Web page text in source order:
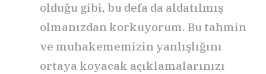
olduğu gibi, bu defa da aldatılmış
olmanızdan korkuyorum. Bu tahmin
ve muhakememizin yanlışlığını
ortaya koyacak açıklamalarınızı